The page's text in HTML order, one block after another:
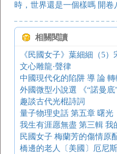
時，世界還是一個樣嗎 開卷
相關閱讀
《民國女子》葉細細（5）
文心雕龍·聲律
外國微型小說選 《“諾曼底
趣談古代光棍詩詞
量子物理史話 第五章 曙光
民國女子 梅蘭芳的傷情原
橋邊的老人〔美國〕厄尼